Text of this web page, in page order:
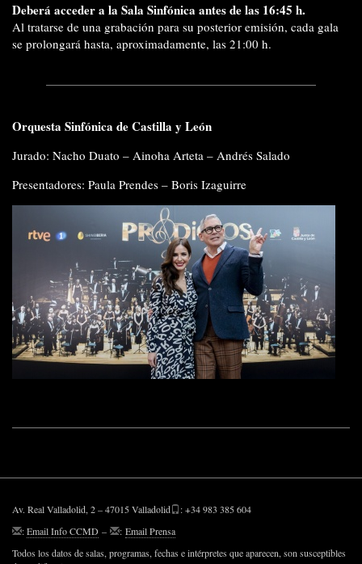
Deberá acceder a la Sala Sinfónica antes de las 16:45 h.
Al tratarse de una grabación para su posterior emisión, cada gala
se prolongará hasta, aproximadamente, las 21:00 h.
Orquesta Sinfónica de Castilla y León
Jurado: Nacho Duato – Ainoha Arteta – Andrés Salado
Presentadores: Paula Prendes – Boris Izaguirre
Av. Real Valladolid, 2 – 47015 Valladolid
: +34 983 385 604
:Email Info CCMD – : Email Prensa
Todos los datos de salas, programas, fechas e intérpretes que aparecen, son susceptibles